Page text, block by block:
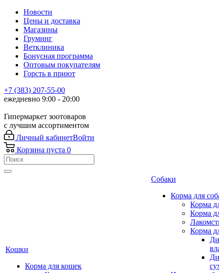
Новости
Цены и доставка
Магазины
Груминг
Ветклиника
Бонусная программа
Оптовым покупателям
Горсть в приют
+7 (383) 207-55-00
ежедневно 9:00 - 20:00
Гипермаркет зоотоваров
с лучшим ассортиментом
Личный кабинетВойти
Корзина пуста 0
Кошки
Корма для кошек
Собаки
Корма для
Корма
Корма
Корма